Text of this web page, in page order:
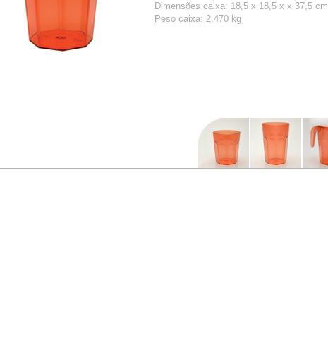
Dimensões caixa: 18,5 x 18,5 x x 37,5 cm
Peso caixa: 2,470 kg